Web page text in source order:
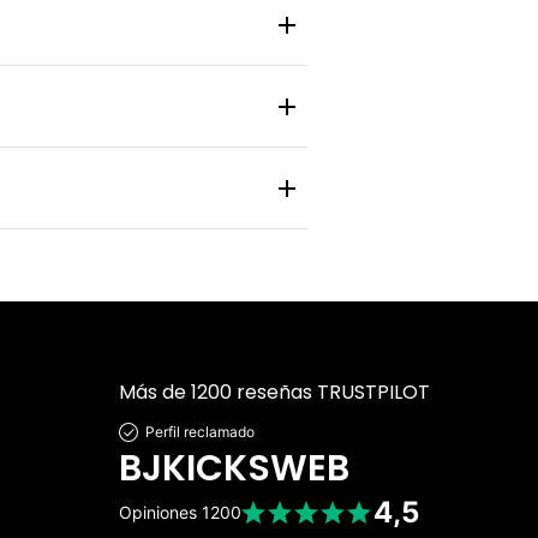
Más de 1200 reseñas TRUSTPILOT
Perfil reclamado
BJKICKSWEB
Opiniones 1200 4,5